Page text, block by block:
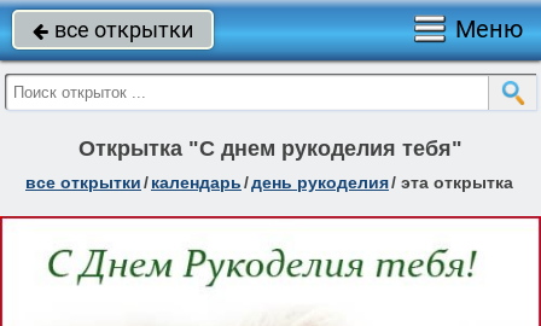
 все открытки Меню
Открытка "С днем рукоделия тебя"
все открытки/календарь/день рукоделия/ эта открытка